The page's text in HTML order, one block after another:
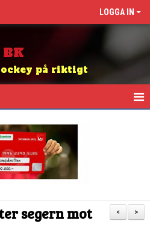
LOGGA IN
på riktigt
>
<
segern mot